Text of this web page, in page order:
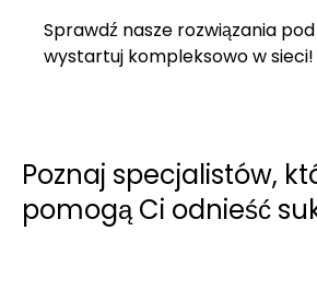
Sprawdź nasze rozwiązania
wystartuj kompleksowo w sieci!
Poznaj specjalistów,
pomogą Ci odnieść